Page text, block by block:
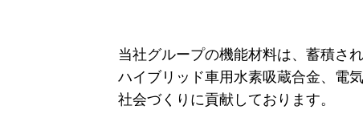
当社グループの機能材料は、蓄積さ
ハイブリッド車用水素吸蔵合金、電
社会づくりに貢献しております。